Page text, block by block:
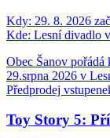
Kdy: 29. 8. 2026
Kde: Lesní divadlo
Obec Šanov pořádá
29.srpna 2026 v
Předprodej
Toy Story 5: